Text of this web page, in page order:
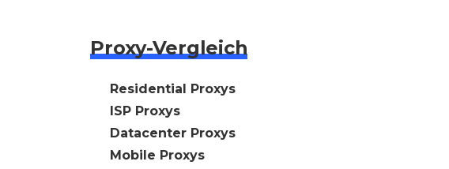
Proxy-Vergleich
🇩🇪 Residential Proxys
🇩🇪 ISP Proxys
🇩🇪 Datacenter Proxys
🇩🇪 Mobile Proxys